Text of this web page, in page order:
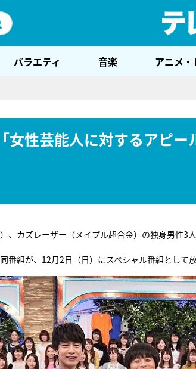
バラエティ 音楽 アニメ
女性芸能人に対するアピ
、カズレーザー（メイプル超合金）の独身男性3
番組が、12月2日（日）にスペシャル番組として放